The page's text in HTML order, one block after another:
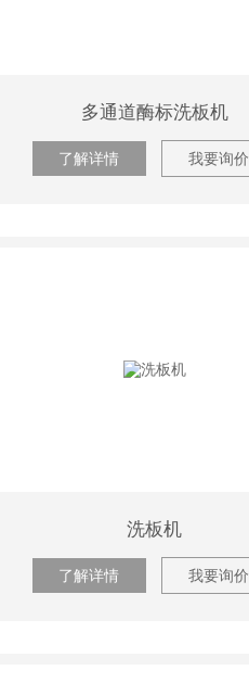
多通道酶标洗板机
了解详情 我要询价
洗板机
了解详情 我要询价